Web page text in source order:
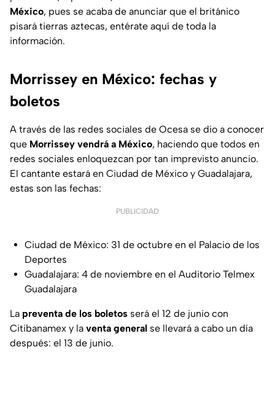
México, pues se acaba de anunciar que el británico
pisará tierras aztecas, entérate aquí de toda la
información.
Morrissey en México: fechas y
boletos
A través de las redes sociales de Ocesa se dio a conocer
que Morrissey vendrá a México, haciendo que todos en
redes sociales enloquezcan por tan imprevisto anuncio.
El cantante estará en Ciudad de México y Guadalajara,
estas son las fechas:
PUBLICIDAD
Ciudad de México: 31 de octubre en el Palacio de los
Deportes
Guadalajara: 4 de noviembre en el Auditorio Telmex
Guadalajara
La preventa de los boletos será el 12 de junio con
Citibanamex y la venta general se llevará a cabo un día
después: el 13 de junio.